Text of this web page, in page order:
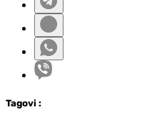
Tagovi :